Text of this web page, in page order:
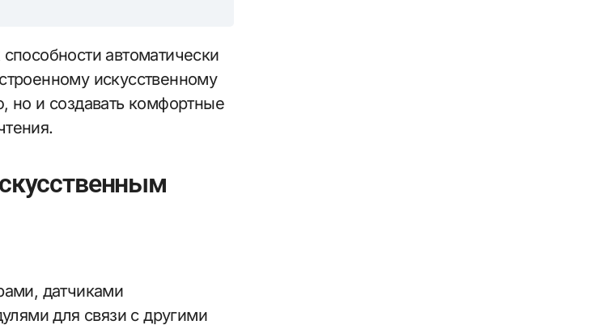
автоматически
искусственному
но и создавать комфортные
датчиками
для связи с другими